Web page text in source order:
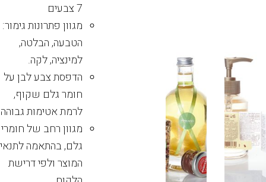
7 צבעים
מגוון פתרונות גימור:
הטבעה, הבלטה,
למינציה, לקה.
הדפסת צבע לבן על
חומר גלם שקוף,
לרמת אטימות גבוהה
מגוון רחב של חומרי
גלם, בהתאמה לתנאי
המוצר ולפי דרישת